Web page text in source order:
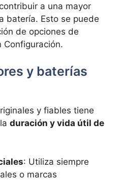
a una mayor
batería. Esto se puede
de opciones de
Configuración.
y baterías
y fiables tiene
duración y vida útil de
: Utiliza siempre
o marcas